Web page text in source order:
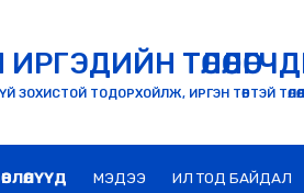
ЗОХИСТОЙ ТОДОРХОЙЛЖ, ИРГЭН ТӨВТЭЙ
МЭДЭЭ ИЛ ТОД БАЙДАЛ